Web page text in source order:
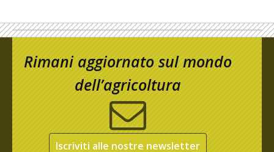
Rimani aggiornato sul mondo
dell’agricoltura
Iscriviti alle nostre newsletter